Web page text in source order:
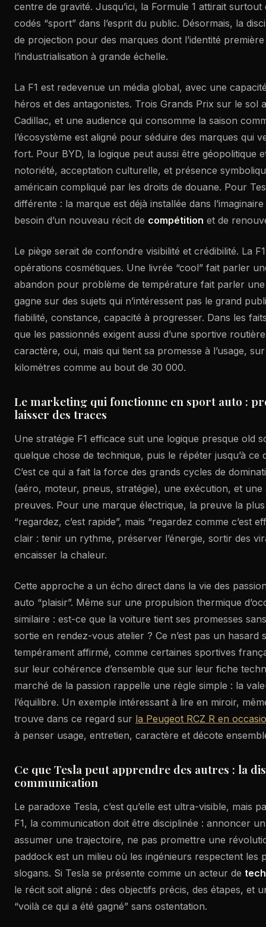
centre de gravité. Jusqu’ici, la Formule 1 attirait
codés “sport” dans l’esprit du public. Désormais, la
de projection pour des marques dont l’identité première
l’industrialisation à grande échelle.
La F1 est redevenue un média global, avec une
héros et des antagonistes. Trois Grands Prix sur le sol
Cadillac, et une audience qui consomme la saison
l’écosystème est aligné pour séduire des marques qui
fort. Pour BYD, la logique peut aussi être géopolitique
notoriété, acceptation culturelle, et présence
américain compliqué par les droits de douane. Pour
différente : la marque est déjà installée dans
besoin d’un nouveau récit de compétition et de
Le piège serait de confondre visibilité et crédibilité. La
opérations cosmétiques. Une livrée “cool” fait parler
abandon pour problème de température fait parler une
gagne sur des sujets qui n’intéressent pas le grand
fiabilité, constance, capacité à progresser. Dans les
que les passionnés exigent aussi d’une sportive
caractère, oui, mais qui tient sa promesse à l’usage,
kilomètres comme au bout de 30 000.
Le marketing qui fonctionne en sport auto :
laisser des traces
Une stratégie F1 efficace suit une logique presque old
quelque chose de technique, puis le répéter jusqu’à ce
C’est ce qui a fait la force des grands cycles de
(aéro, moteur, pneus, stratégie), une exécution, et une
preuves. Pour une marque électrique, la preuve la
“regardez, c’est rapide”, mais “regardez comme c’est
clair : tenir un rythme, préserver l’énergie, sortir des
encaisser la chaleur.
Cette approche a un écho direct dans la vie des
auto “plaisir”. Même sur une propulsion thermique
similaire : est-ce que la voiture tient ses promesses
sortie en rendez-vous atelier ? Ce n’est pas un hasard
tempérament affirmé, comme certaines sportives
sur leur cohérence d’ensemble que sur leur fiche
marché de la passion rappelle une règle simple : la
l’équilibre. Un exemple intéressant à lire en miroir,
trouve dans ce regard sur la Peugeot RCZ R en
à penser usage, entretien, caractère et décote
Ce que Tesla peut apprendre des autres : la
communication
Le paradoxe Tesla, c’est qu’elle est ultra-visible, mais
F1, la communication doit être disciplinée : annoncer
assumer une trajectoire, ne pas promettre une
paddock est un milieu où les ingénieurs respectent les
slogans. Si Tesla se présente comme un acteur de
le récit soit aligné : des objectifs précis, des étapes, et
“voilà ce qui a été gagné” sans ostentation.